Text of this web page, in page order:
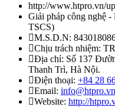
http://www.htpro.vn/
Giải pháp công nghệ
TSCS)
M.S.D.N:
Chịu trách nhiệm:
Địa chỉ: Số 137
Thanh Trì, Hà Nội.
Điện thoại: +84 28
Email: info@htpro.vn
Website: http://